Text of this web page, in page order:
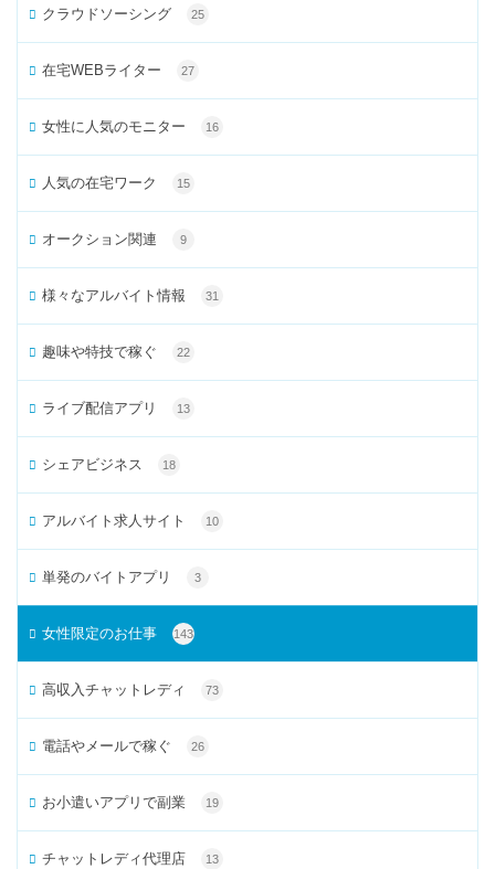
クラウドソーシング 25
在宅WEBライター 27
女性に人気のモニター 16
人気の在宅ワーク 15
オークション関連 9
様々なアルバイト情報 31
趣味や特技で稼ぐ 22
ライブ配信アプリ 13
シェアビジネス 18
アルバイト求人サイト 10
単発のバイトアプリ 3
女性限定のお仕事 143
高収入チャットレディ 73
電話やメールで稼ぐ 26
お小遣いアプリで副業 19
チャットレディ代理店 13